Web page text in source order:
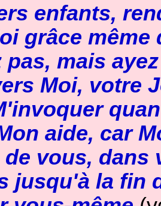
enfants,
grâce même
mais
Moi, votre
aide, car
vous, dans
jusqu'à la fin